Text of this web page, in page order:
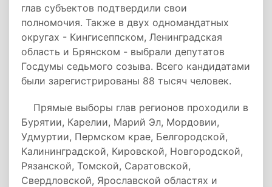
глав субъектов подтвердили свои
полномочия. Также в двух одномандатных
округах - Кингисеппском, Ленинградская
область и Брянском - выбрали депутатов
Госдумы седьмого созыва. Всего кандидатами
были зарегистрированы 88 тысяч человек.
Прямые выборы глав регионов проходили в
Бурятии, Карелии, Марий Эл, Мордовии,
Удмуртии, Пермском крае, Белгородской,
Калининградской, Кировской, Новгородской,
Рязанской, Томской, Саратовской,
Свердловской, Ярославской областях и